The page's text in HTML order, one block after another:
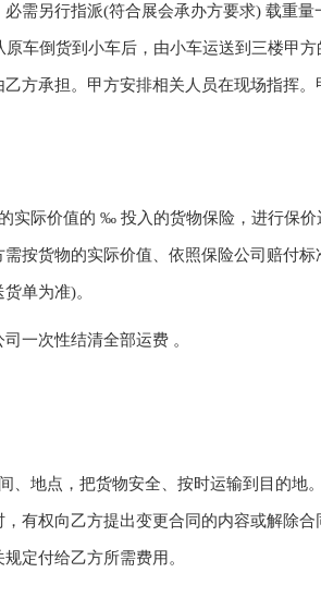
另行指派(符合展会承办方要求) 载重量
车倒货到小车后，由小车运送到三楼甲方
方承担。甲方安排相关人员在现场指挥。
际价值的 ‰ 投入的货物保险，进行保价
按货物的实际价值、依照保险公司赔付标
单为准)。
一次性结清全部运费 。
地点，把货物安全、按时运输到目的地。
有权向乙方提出变更合同的内容或解除合
定付给乙方所需费用。